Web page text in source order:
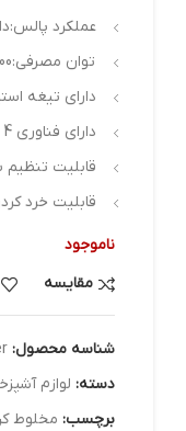
عملکرد
توان مصرفی:400 وات
دارای تیغه
دارای فناوری ProBlend 4
قابلیت تنظیم
قابلیت خرد
ناموجود
مقایسه
شناسه محصول:
دسته: لوازم
برچسب: مخلوط